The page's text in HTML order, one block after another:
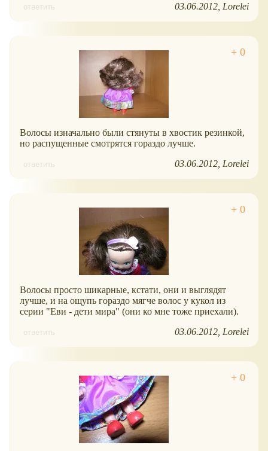
ответить 03.06.2012 Lorelei
Волосы изначально были стянуты в хвостик резинкой,
но распущенные смотрятся гораздо лучше.
ответить 03.06.2012 Lorelei
Волосы просто шикарные, кстати, они и выглядят
лучше, и на ощупь гораздо мягче волос у кукол из
серии "Еви - дети мира" (они ко мне тоже приехали).
ответить 03.06.2012 Lorelei